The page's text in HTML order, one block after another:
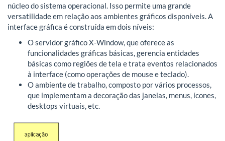
núcleo do sistema operacional. Isso permite uma grande
versatilidade em relação aos ambientes gráficos disponíveis. A
interface gráfica é construída em dois níveis:
O servidor gráfico X-Window, que oferece as
funcionalidades gráficas básicas, gerencia entidades
básicas como regiões de tela e trata eventos relacionados
à interface (como operações de mouse e teclado).
O ambiente de trabalho, composto por vários processos,
que implementam a decoração das janelas, menus, ícones,
desktops virtuais, etc.